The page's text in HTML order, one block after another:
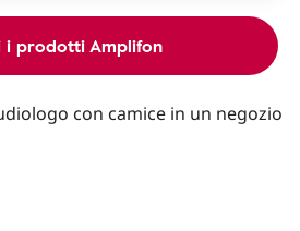
i prodotti Amplifon